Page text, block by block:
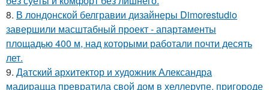
8. В лондонской белгравии дизайнеры Dimorestudio
завершили масштабный проект - апартаменты
площадью 400 м, над которыми работали почти десять
лет.
9. Датский архитектор и художник Александра
мадирацца превратила свой дом в хеллерупе, пригороде